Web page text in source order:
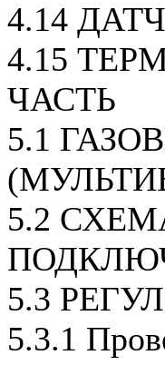
4.14
4.15
ЧАСТЬ
5.1
5.2
5.3
5.3.1